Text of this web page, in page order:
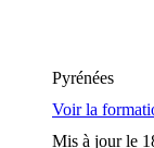
Pyrénées
Voir la
Mis à jour le